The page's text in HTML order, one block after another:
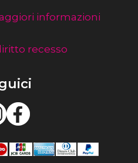
informazioni
recesso